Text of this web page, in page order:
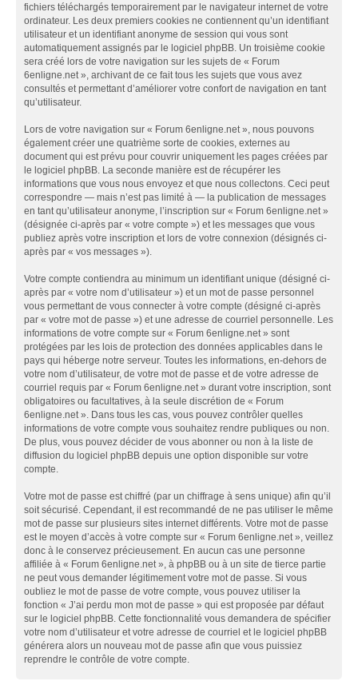
fichiers téléchargés temporairement par le navigateur internet de votre
ordinateur. Les deux premiers cookies ne contiennent qu’un identifiant
utilisateur et un identifiant anonyme de session qui vous sont
automatiquement assignés par le logiciel phpBB. Un troisième cookie
sera créé lors de votre navigation sur les sujets de « Forum
6enligne.net », archivant de ce fait tous les sujets que vous avez
consultés et permettant d’améliorer votre confort de navigation en tant
qu’utilisateur.
Lors de votre navigation sur « Forum 6enligne.net », nous pouvons
également créer une quatrième sorte de cookies, externes au
document qui est prévu pour couvrir uniquement les pages créées par
le logiciel phpBB. La seconde manière est de récupérer les
informations que vous nous envoyez et que nous collectons. Ceci peut
correspondre — mais n’est pas limité à — la publication de messages
en tant qu’utilisateur anonyme, l’inscription sur « Forum 6enligne.net »
(désignée ci-après par « votre compte ») et les messages que vous
publiez après votre inscription et lors de votre connexion (désignés ci-
après par « vos messages »).
Votre compte contiendra au minimum un identifiant unique (désigné ci-
après par « votre nom d’utilisateur ») et un mot de passe personnel
vous permettant de vous connecter à votre compte (désigné ci-après
par « votre mot de passe ») et une adresse de courriel personnelle. Les
informations de votre compte sur « Forum 6enligne.net » sont
protégées par les lois de protection des données applicables dans le
pays qui héberge notre serveur. Toutes les informations, en-dehors de
votre nom d’utilisateur, de votre mot de passe et de votre adresse de
courriel requis par « Forum 6enligne.net » durant votre inscription, sont
obligatoires ou facultatives, à la seule discrétion de « Forum
6enligne.net ». Dans tous les cas, vous pouvez contrôler quelles
informations de votre compte vous souhaitez rendre publiques ou non.
De plus, vous pouvez décider de vous abonner ou non à la liste de
diffusion du logiciel phpBB depuis une option disponible sur votre
compte.
Votre mot de passe est chiffré (par un chiffrage à sens unique) afin qu’il
soit sécurisé. Cependant, il est recommandé de ne pas utiliser le même
mot de passe sur plusieurs sites internet différents. Votre mot de passe
est le moyen d’accès à votre compte sur « Forum 6enligne.net », veillez
donc à le conservez précieusement. En aucun cas une personne
affiliée à « Forum 6enligne.net », à phpBB ou à un site de tierce partie
ne peut vous demander légitimement votre mot de passe. Si vous
oubliez le mot de passe de votre compte, vous pouvez utiliser la
fonction « J’ai perdu mon mot de passe » qui est proposée par défaut
sur le logiciel phpBB. Cette fonctionnalité vous demandera de spécifier
votre nom d’utilisateur et votre adresse de courriel et le logiciel phpBB
générera alors un nouveau mot de passe afin que vous puissiez
reprendre le contrôle de votre compte.